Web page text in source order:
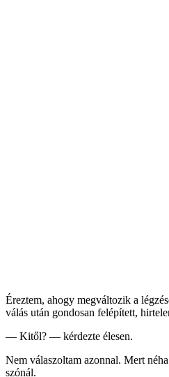
Éreztem, ahogy megváltozik a
válás után gondosan felépített,
— Kitől? — kérdezte élesen.
Nem válaszoltam azonnal. Mert
szónál.